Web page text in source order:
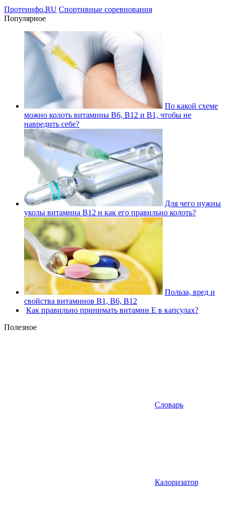
Протеинфо.RU Спортивные соревнования
Популярное
По какой схеме
можно колоть витамины В6, В12 и В1, чтобы не
навредить себе?
Для чего нужны
уколы витамина В12 и как его правильно колоть?
Польза, вред и
свойства витаминов В1, В6, В12
Как правильно принимать витамин Е в капсулах?
Полезное
Словарь
Калоризатор